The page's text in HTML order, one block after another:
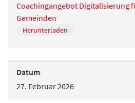
Coachingangebot Digitalisierung
Gemeinden
Herunterladen
Datum
27. Februar 2026